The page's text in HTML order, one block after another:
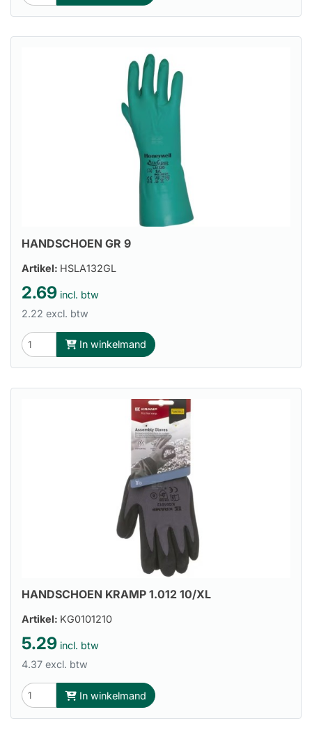
HANDSCHOEN GR 9
Artikel: HSLA132GL
2.69 incl. btw
2.22 excl. btw
In winkelmand
HANDSCHOEN KRAMP 1.012 10/XL
Artikel: KG0101210
5.29 incl. btw
4.37 excl. btw
In winkelmand